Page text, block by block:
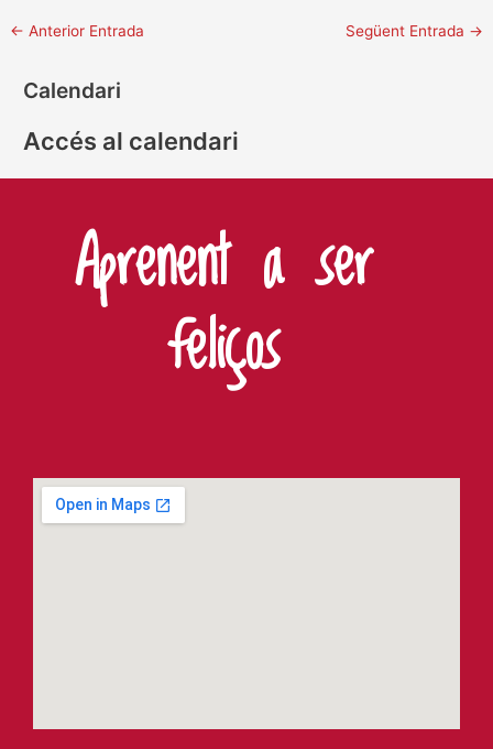
← Anterior Entrada Següent Entrada →
Calendari
Accés al calendari
Aprenent a ser
feliços